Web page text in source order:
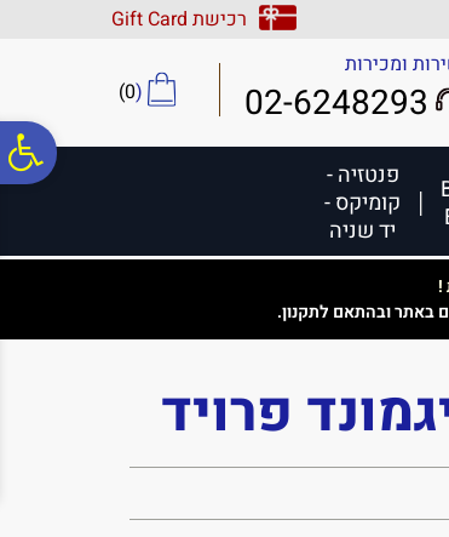
נגישות
אתר
המרכזי
רכישת Gift Card
ומכירות
02-6248293
(
0
)
פנטזיה -
קומיקס -
יד שניה
!
באתר ובהתאם לתקנון.
פרויד